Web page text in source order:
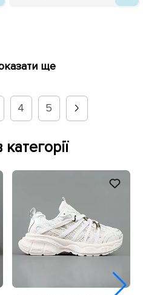
ще
4 5